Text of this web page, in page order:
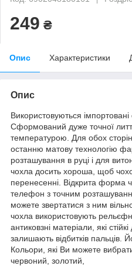
249 ₴
Опис Характеристики
Опис
Використовуються імпортовані
Сформований дуже точної
температурою. Для обох
останню матову технологію
розташування в руці і для
чохла досить хороша, щоб
перенесенні. Відкрита форма
телефон з точним
можете звертатися з ним
чохла використовують
антиковзні матеріали, які
залишають відбитків пальців.
Кольори, які Ви можете
червоний, золотий,